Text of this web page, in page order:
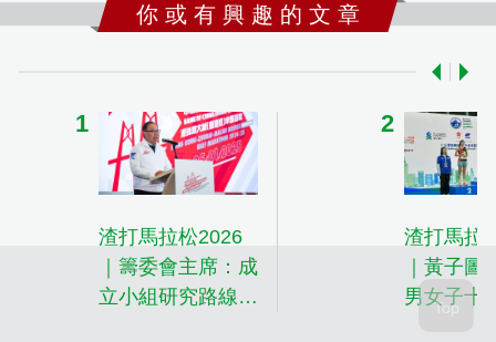
你 或 有 興 趣 的 文 章
渣打馬拉松2026
｜籌委會主席：成
立小組研究路線增
渣打馬拉
｜黃子圖
男女子十